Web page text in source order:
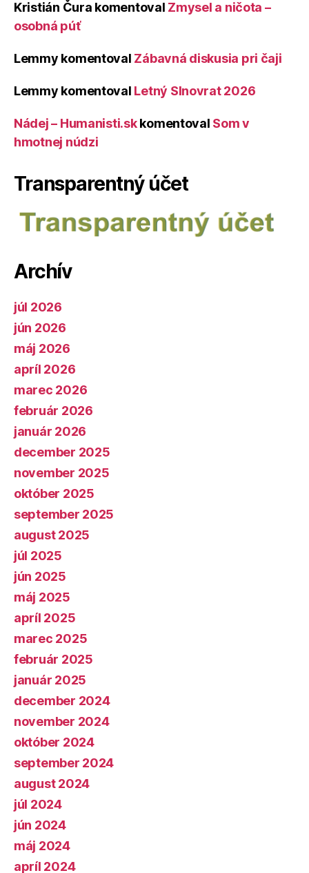
Kristián Čura komentoval Zmysel a ničota –
osobná púť
Lemmy komentoval Zábavná diskusia pri čaji
Lemmy komentoval Letný Slnovrat 2026
Nádej – Humanisti.skkomentoval Som v
hmotnej núdzi
Transparentný účet
Archív
júl 2026
jún 2026
máj 2026
apríl 2026
marec 2026
február 2026
január 2026
december 2025
november 2025
október 2025
september 2025
august 2025
júl 2025
jún 2025
máj 2025
apríl 2025
marec 2025
február 2025
január 2025
december 2024
november 2024
október 2024
september 2024
august 2024
júl 2024
jún 2024
máj 2024
apríl 2024